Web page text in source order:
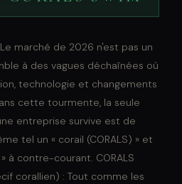
Le marché de 2026 n'est pas un
à des vagues déchaînées où
technologie et changements
cette tourmente, la seule
entreprise survive est de
tel un « corail (CORALS) » et
à contre-courant. CORALS
corallien) : Tout comme les